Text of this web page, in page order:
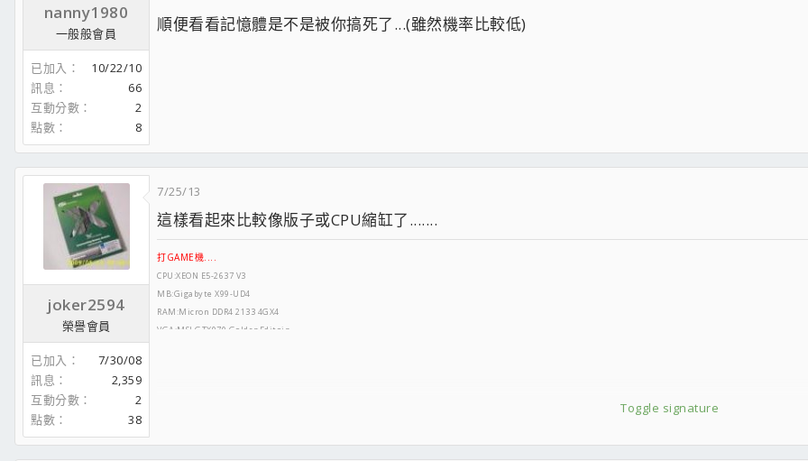
網誌在此請小心服用
((好久沒更新了...
nanny1980
一般般會員
已加入
10/22/10
訊息
66
互動分數
2
點數
8
順便看看記憶體是不是被你搞死了...(雖然機率比較低)
joker2594
榮譽會員
已加入
7/30/08
訊息
2,359
互動分數
2
點數
38
7/25/13
這樣看起來比較像版子或CPU縮缸了.......
Toggle signature
打GAME機....
CPU:XEON E5-2637 V3
MB:Gigabyte X99-UD4
RAM:Micron DDR4 2133 4GX4
VGA:MSI GTX970 GoldenEditoin